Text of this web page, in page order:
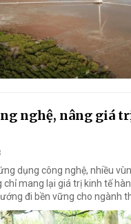
nghệ, nâng giá
dụng công nghệ, nhiều
chỉ mang lại giá trị kinh tế
đi bền vững cho ngành